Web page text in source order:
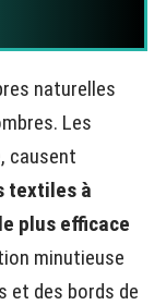
naturelles
Les
causent
textiles à
plus efficace
minutieuse
et des bords de